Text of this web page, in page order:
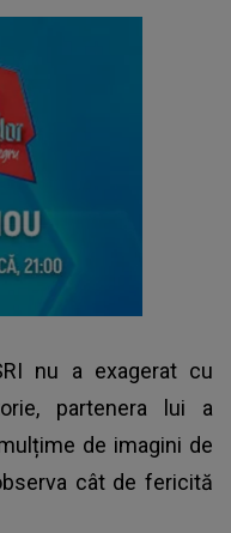
nu a exagerat cu
partenera lui a
de imagini de
cât de fericită